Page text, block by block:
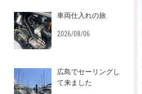
車両仕入れの旅
2026/08/06
広島でセーリングし
て来ました